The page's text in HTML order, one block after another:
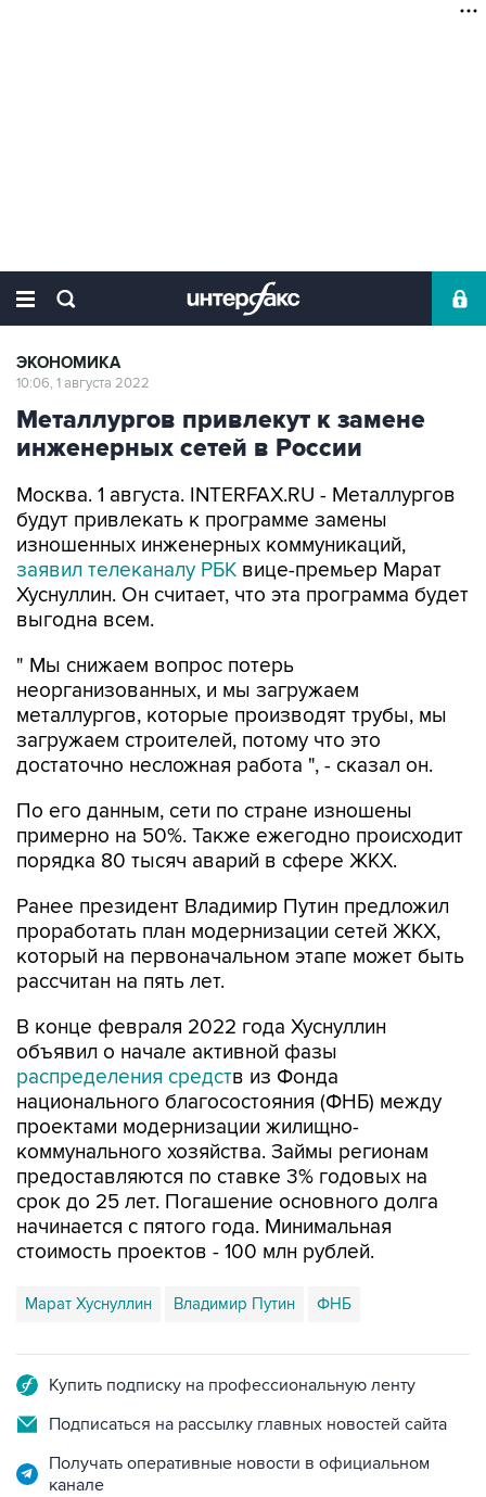
ЭКОНОМИКА
10:06, 1 августа 2022
Металлургов привлекут к замене
инженерных сетей в России
Москва. 1 августа. INTERFAX.RU - Металлургов
будут привлекать к программе замены
изношенных инженерных коммуникаций,
заявил телеканалу РБК вице-премьер Марат
Хуснуллин. Он считает, что эта программа будет
выгодна всем.
" Мы снижаем вопрос потерь
неорганизованных, и мы загружаем
металлургов, которые производят трубы, мы
загружаем строителей, потому что это
достаточно несложная работа ", - сказал он.
По его данным, сети по стране изношены
примерно на 50%. Также ежегодно происходит
порядка 80 тысяч аварий в сфере ЖКХ.
Ранее президент Владимир Путин предложил
проработать план модернизации сетей ЖКХ,
который на первоначальном этапе может быть
рассчитан на пять лет.
В конце февраля 2022 года Хуснуллин
объявил о начале активной фазы
распределения средств из Фонда
национального благосостояния (ФНБ) между
проектами модернизации жилищно-
коммунального хозяйства. Займы регионам
предоставляются по ставке 3% годовых на
срок до 25 лет. Погашение основного долга
начинается с пятого года. Минимальная
стоимость проектов - 100 млн рублей.
Марат Хуснуллин Владимир Путин ФНБ
Купить подписку на профессиональную ленту
Подписаться на рассылку главных новостей сайта
Получать оперативные новости в официальном
канале